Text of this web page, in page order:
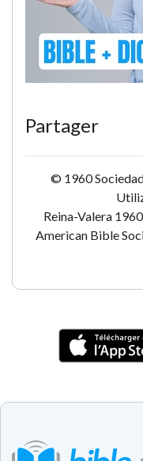
Partager
© 1960
Reina-Valera
American Bible